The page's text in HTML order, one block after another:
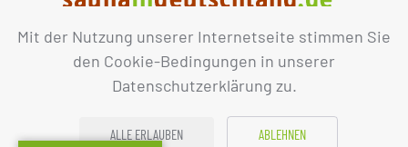
Mit der Nutzung unserer Internetseite stimmen Sie
den Cookie-Bedingungen in unserer
Datenschutzerklärung zu.
ALLE ERLAUBEN ABLEHNEN
IMPRESSUM DATENSCHUTZ